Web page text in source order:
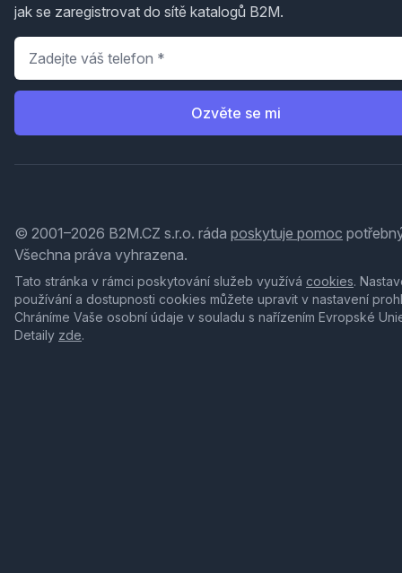
jak se zaregistrovat do sítě katalogů B2M.
Telefon
Ozvěte se mi
© 2001–2026 B2M.CZ s.r.o. ráda poskytuje pomoc
Všechna práva vyhrazena.
Tato stránka v rámci poskytování služeb využívá cookies.
používání a dostupnosti cookies můžete upravit v nastavení
Chráníme Vaše osobní údaje v souladu s nařízením Evropské
Detaily zde.